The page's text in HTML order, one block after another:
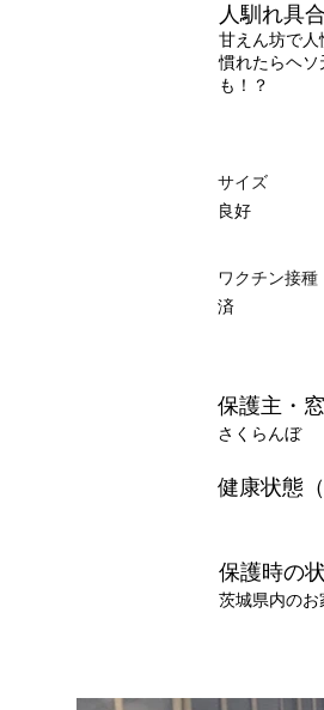
人馴れ具合
甘えん坊で
慣れたらヘ
も！？
サイズ
良好
ワクチン接種
済
保護主・
さくらんぼ
健康状態
保護時の
茨城県内のお